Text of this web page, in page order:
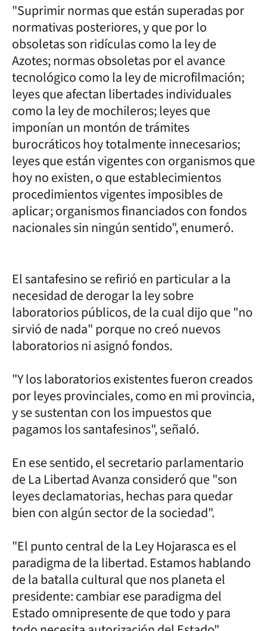
"Suprimir normas que están superadas por
normativas posteriores, y que por lo
obsoletas son ridículas como la ley de
Azotes; normas obsoletas por el avance
tecnológico como la ley de microfilmación;
leyes que afectan libertades individuales
como la ley de mochileros; leyes que
imponían un montón de trámites
burocráticos hoy totalmente innecesarios;
leyes que están vigentes con organismos que
hoy no existen, o que establecimientos
procedimientos vigentes imposibles de
aplicar; organismos financiados con fondos
nacionales sin ningún sentido", enumeró.
El santafesino se refirió en particular a la
necesidad de derogar la ley sobre
laboratorios públicos, de la cual dijo que "no
sirvió de nada" porque no creó nuevos
laboratorios ni asignó fondos.
"Y los laboratorios existentes fueron creados
por leyes provinciales, como en mi provincia,
y se sustentan con los impuestos que
pagamos los santafesinos", señaló.
En ese sentido, el secretario parlamentario
de La Libertad Avanza consideró que "son
leyes declamatorias, hechas para quedar
bien con algún sector de la sociedad".
"El punto central de la Ley Hojarasca es el
paradigma de la libertad. Estamos hablando
de la batalla cultural que nos planeta el
presidente: cambiar ese paradigma del
Estado omnipresente de que todo y para